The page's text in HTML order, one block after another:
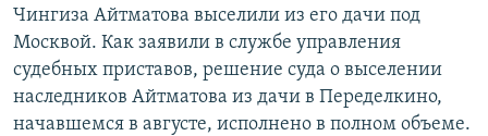
поиску
ТОҶИКӢ
TÜRKMENÇE
Все сайты РСЕ/РС
Чингиза Айтматова выселили из его дачи под
Москвой. Как заявили в службе управления
судебных приставов, решение суда о выселении
наследников Айтматова из дачи в Переделкино,
начавшемся в августе, исполнено в полном объеме.